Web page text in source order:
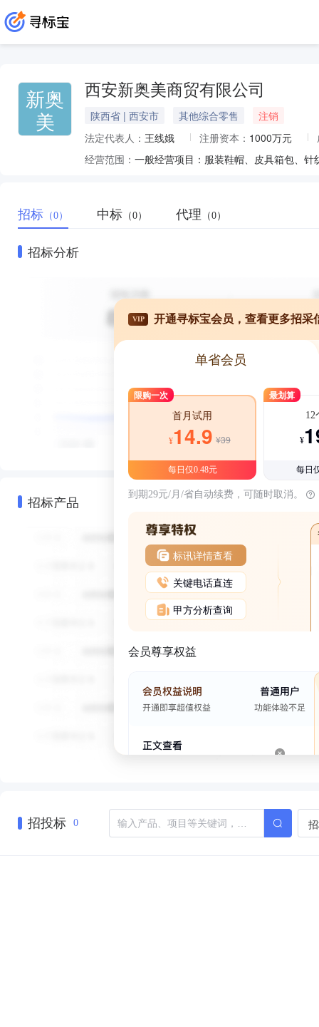
新奥
美
西安新奥美商贸有限公司
陕西省 | 西安市 其他综合零售
注销
法定代表人： 王线娥 注册资本： 1000万元
经营范围：
招标 （0） 中标 （0） 代理 （0）
招标分析
招标产品
VIP 开通寻标宝会员，查看更多招采
单省会员
限购一次
首月试用
¥14.9 ¥39
每日仅0.48元
最划算
12
¥
每日
到期29元/月/省自动续费，可随时取消。
标讯详情查看
关键电话直连
甲方分析查询
会员尊享权益
招投标 0